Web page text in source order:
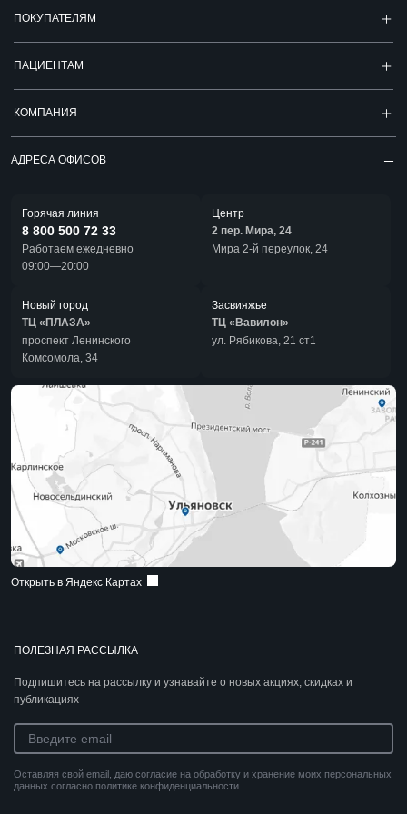
ПОЛЕЗНАЯ РАССЫЛКА
Подпишитесь на рассылку и узнавайте о новых акциях, скидках и
публикациях
Оставляя свой email, даю согласие на обработку и хранение моих персональных
данных согласно политике конфиденциальности.
ПОКУПАТЕЛЯМ
ПАЦИЕНТАМ
КОМПАНИЯ
АДРЕСА ОФИСОВ
Горячая линия
8 800 500 72 33
Работаем ежедневно
09:00—20:00
Центр
2 пер. Мира, 24
Мира 2-й переулок, 24
Новый город
ТЦ «ПЛАЗА»
проспект Ленинского
Комсомола, 34
Засвияжье
ТЦ «Вавилон»
ул. Рябикова, 21 ст1
Открыть в Яндекс Картах